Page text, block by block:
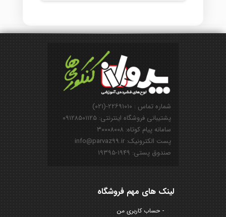
شماره تماس : ۲۲۶۹۱۰۱۰-(۰۲۱)
پشتیبانی فروشگاه اینترنتی: ۰۹۱۲۸۵۰۱۱۲۵
سامانه پیام کوتاه: ۳۰۰۰۸۰۰۸
پست الکترونیک: info@parvaz99.ir
صندوق پستی: ۱۹۴۹-۱۹۳۹۵
لینک های مهم فروشگاه
حساب کاربری من